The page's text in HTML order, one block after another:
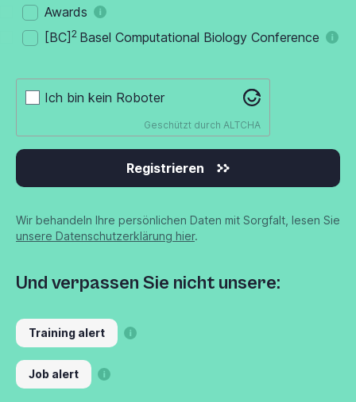
Awards
[BC] 2 Basel Computational Biology Conference
Ich bin kein Roboter
Geschützt durch ALTCHA
Registrieren
Wir behandeln Ihre persönlichen Daten mit Sorgfalt, lesen Sie
unsere Datenschutzerklärung hier.
Und verpassen Sie nicht unsere:
Training alert
Job alert